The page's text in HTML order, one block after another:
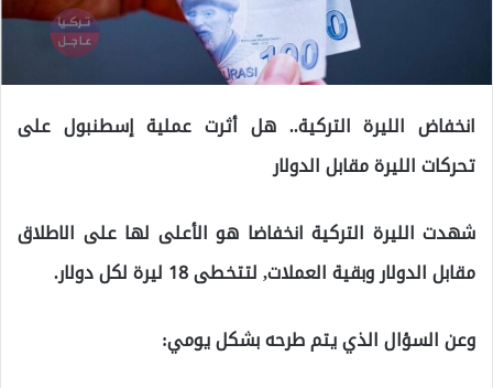
انخفاض الليرة التركية.. هل أثرت عملية إسطنبول على
تحركات الليرة مقابل الدولار
شهدت الليرة التركية انخفاضا هو الأعلى لها على الاطلاق
مقابل الدولار وبقية العملات, لتتخطى 18 ليرة لكل دولار.
وعن السؤال الذي يتم طرحه بشكل يومي: